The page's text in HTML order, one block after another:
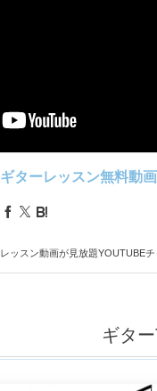
ギターレッスン無料動画
レッスン動画が見放題YOUTUBE
ギタ